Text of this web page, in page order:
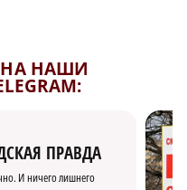
НАШИ
ПРАВДА
И ничего лишнего